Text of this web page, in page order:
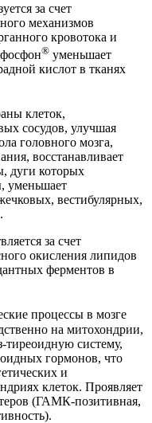
за счет
механизмов
кровотока и
® уменьшает
кислот в тканях
клеток,
сосудов, улучшая
головного мозга,
восстанавливает
дуги которых
уменьшает
вестибулярных,
за счет
окисления липидов
ферментов в
процессы в мозге
на митохондрии,
тиреоидную систему,
гормонов, что
и
клеток. Проявляет
(ГАМК-позитивная,